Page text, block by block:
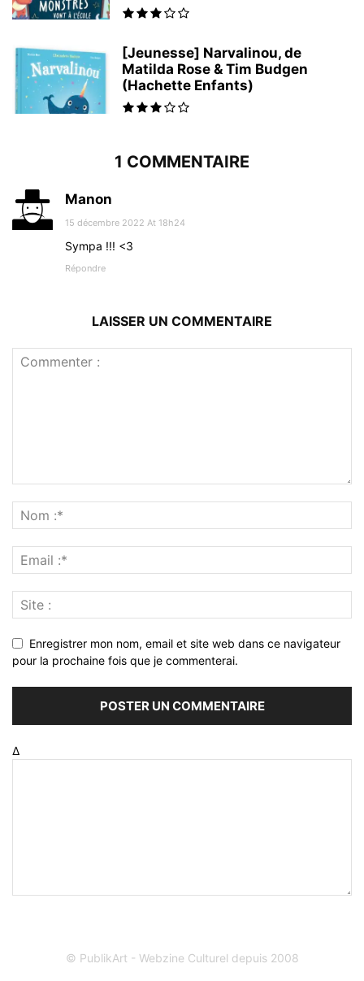
[Jeunesse] Narvalinou, de
Matilda Rose & Tim Budgen
(Hachette Enfants)
1 COMMENTAIRE
Manon
15 décembre 2022 At 18h24
Sympa !!! <3
Répondre
LAISSER UN COMMENTAIRE
Enregistrer mon nom, email et site web dans ce navigateur
pour la prochaine fois que je commenterai.
Δ
© PublikArt - Webzine Culturel depuis 2008